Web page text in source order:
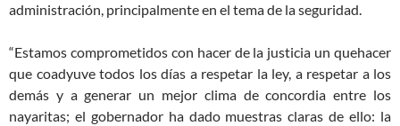
administración, principalmente en el tema de la seguridad.
“Estamos comprometidos con hacer de la justicia un quehacer
que coadyuve todos los días a respetar la ley, a respetar a los
demás y a generar un mejor clima de concordia entre los
nayaritas; el gobernador ha dado muestras claras de ello: la